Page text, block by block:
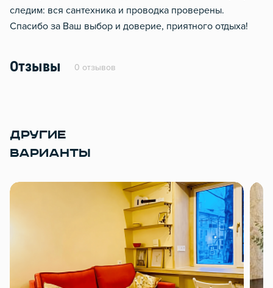
следим: вся сантехника и проводка проверены.
Спасибо за Ваш выбор и доверие, приятного отдыха!
Отзывы 0 отзывов
ДРУГИЕ
ВАРИАНТЫ